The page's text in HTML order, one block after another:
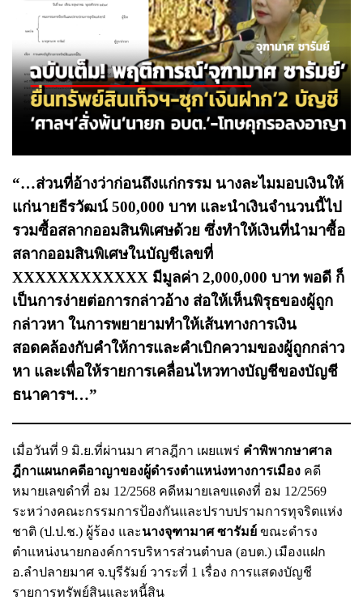
“…ส่วนที่อ้างว่าก่อนถึงแก่กรรม นางละไมมอบเงินให้
แก่นายธีรวัฒน์ 500,000 บาท และนำเงินจำนวนนี้ไป
รวมซื้อสลากออมสินพิเศษด้วย ซึ่งทำให้เงินที่นำมาซื้อ
สลากออมสินพิเศษในบัญชีเลขที่
XXXXXXXXXXXX มีมูลค่า 2,000,000 บาท พอดี ก็
เป็นการง่ายต่อการกล่าวอ้าง ส่อให้เห็นพิรุธของผู้ถูก
กล่าวหา ในการพยายามทำให้เส้นทางการเงิน
สอดคล้องกับคำให้การและคำเบิกความของผู้ถูกกล่าว
หา และเพื่อให้รายการเคลื่อนไหวทางบัญชีของบัญชี
ธนาคารฯ…”
เมื่อวันที่ 9 มิ.ย.ที่ผ่านมา ศาลฎีกา เผยแพร่ คำพิพากษาศาล
ฎีกาแผนกคดีอาญาของผู้ดำรงตำแหน่งทางการเมือง คดี
หมายเลขดำที่ อม 12/2568 คดีหมายเลขแดงที่ อม 12/2569
ระหว่างคณะกรรมการป้องกันและปราบปรามการทุจริตแห่ง
ชาติ (ป.ป.ช.) ผู้ร้อง และนางจุฑามาศ ซารัมย์ ขณะดำรง
ตำแหน่งนายกองค์การบริหารส่วนตำบล (อบต.) เมืองแฝก
อ.ลำปลายมาศ จ.บุรีรัมย์ วาระที่ 1 เรื่อง การแสดงบัญชี
รายการทรัพย์สินและหนี้สิน